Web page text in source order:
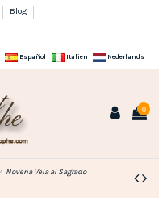
Blog
Español Italien Nederlands
0
Novena Vela al Sagrado